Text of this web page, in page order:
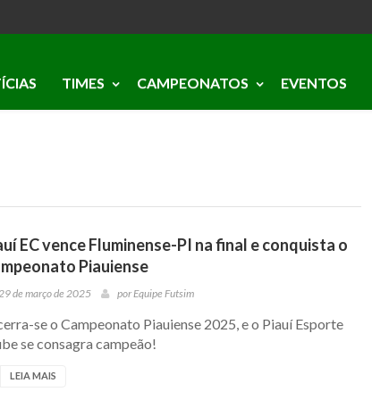
TIMES CAMPEONATOS EVENTOS
EC vence Fluminense-PI na final e conquista o
Piauiense
de março de 2025 porEquipe Futsim
se o Campeonato Piauiense 2025, e o Piauí Esporte
se consagra campeão!
LEIA MAIS